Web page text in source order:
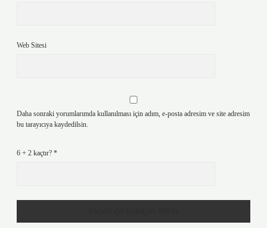
Web Sitesi
Daha sonraki yorumlarımda kullanılması için adım, e-posta adresim ve site adresim
bu tarayıcıya kaydedilsin.
6 + 2 kaçtır? *